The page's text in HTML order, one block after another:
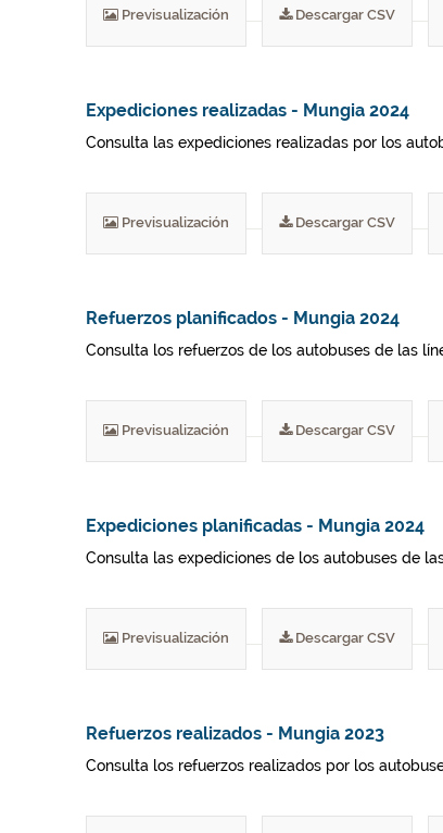
Previsualización Descargar CSV
Expediciones realizadas - Mungia 2024
Consulta las expediciones realizadas por los
Previsualización Descargar CSV
Refuerzos planificados - Mungia 2024
Consulta los refuerzos de los autobuses de las
Previsualización Descargar CSV
Expediciones planificadas - Mungia 2024
Consulta las expediciones de los autobuses de
Previsualización Descargar CSV
Refuerzos realizados - Mungia 2023
Consulta los refuerzos realizados por los